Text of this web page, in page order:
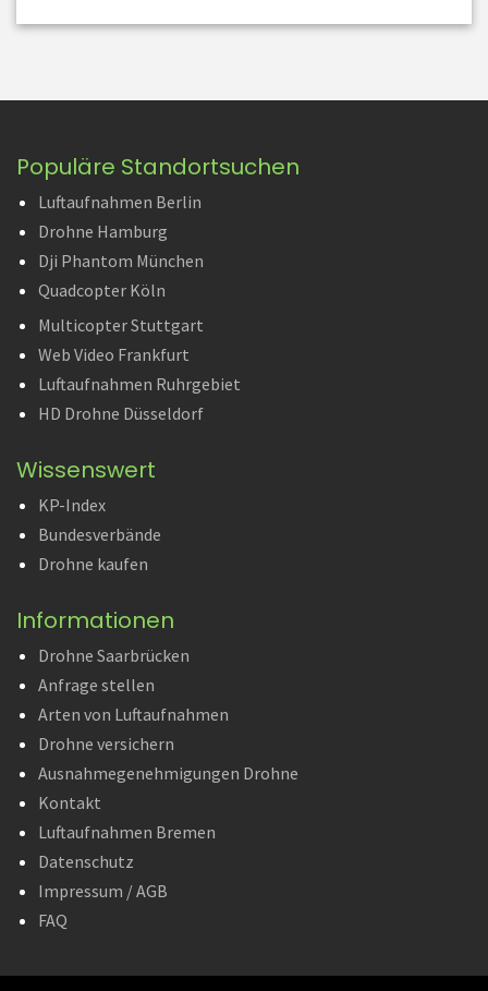
Populäre Standortsuchen
Luftaufnahmen Berlin
Drohne Hamburg
Dji Phantom München
Quadcopter Köln
Multicopter Stuttgart
Web Video Frankfurt
Luftaufnahmen Ruhrgebiet
HD Drohne Düsseldorf
Wissenswert
KP-Index
Bundesverbände
Drohne kaufen
Informationen
Drohne Saarbrücken
Anfrage stellen
Arten von Luftaufnahmen
Drohne versichern
Ausnahmegenehmigungen Drohne
Kontakt
Luftaufnahmen Bremen
Datenschutz
Impressum / AGB
FAQ